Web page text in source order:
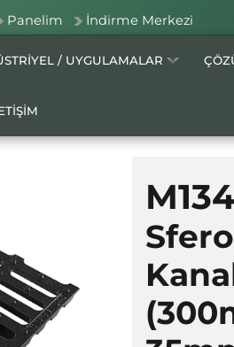
Panelim İndirme Merkezi
/ UYGULAMALAR